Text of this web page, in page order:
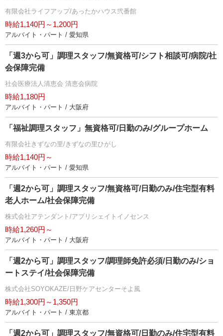
有限会社ライフアップ/あったかハウス弐番館
時給1,140円～1,200円
アルバイト・パート / 愛知県
「週3から可」調理スタッフ/無資格可/シフト相談可/病院/社
会保障完備
社会医療法人清恵会 清恵会病院
時給1,180円
アルバイト・パート / 大阪府
「福祉調理スタッフ」無資格可/日勤のみ/グループホーム
有限会社きずなの里/きずなの里ひがし
時給1,140円～
アルバイト・パート / 愛知県
「週2から可」調理スタッフ/無資格可/日勤のみ/住宅型有料
老人ホーム/社会保障完備
株式会社アテンダント/アプリシェイトイノセンス
時給1,260円～
アルバイト・パート / 大阪府
「週2から可」調理スタッフ/調理師免許必須/日勤のみ/ショ
ートステイ/社会保障完備
株式会社SOYOKAZE/日野ケアセンターそよ風
時給1,300円～1,350円
アルバイト・パート / 東京都
「週2から可」調理スタッフ/無資格可/日勤のみ/住宅型有料